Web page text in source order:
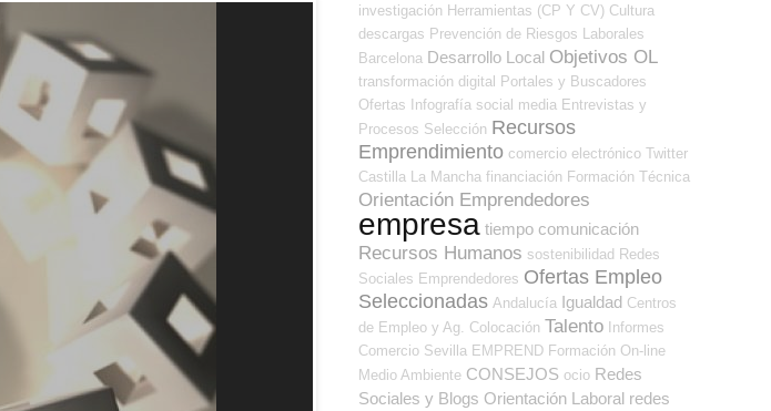
investigación Herramientas (CP Y CV) Cultura
descargas Prevención de Riesgos Laborales
Barcelona Desarrollo Local Objetivos OL
transformación digital
Portales y Buscadores
Ofertas
Infografía social media Entrevistas y
Procesos Selección Recursos
Emprendimiento comercio electrónico Twitter
Castilla La Mancha financiación Formación Técnica
Orientación Emprendedores
empresa tiempo comunicación
Recursos Humanos sostenibilidad Redes
Sociales Emprendedores Ofertas Empleo
Seleccionadas Andalucía Igualdad Centros
de Empleo y Ag. Colocación Talento Informes
Comercio Sevilla EMPREND Formación On-line
Medio Ambiente CONSEJOS ocio Redes
Sociales y Blogs Orientación Laboral redes